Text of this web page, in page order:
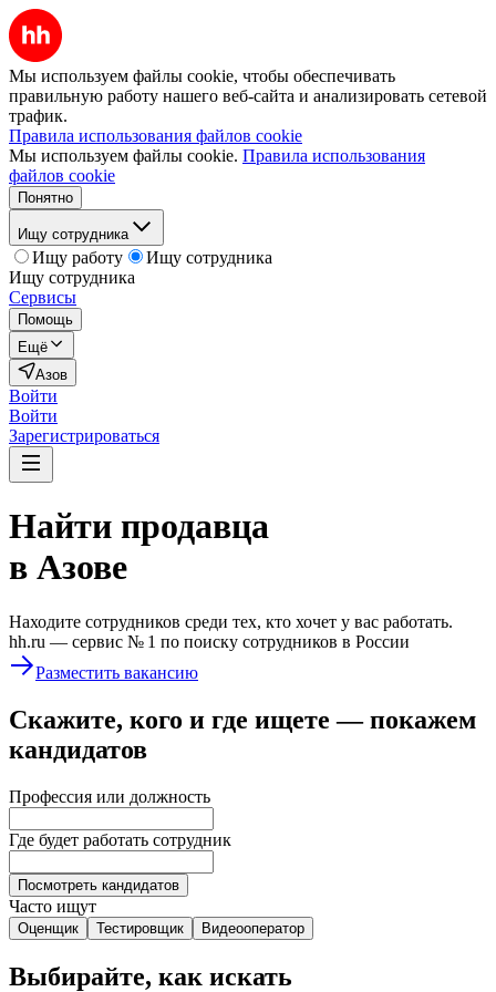
Мы используем файлы cookie, чтобы обеспечивать
правильную работу нашего веб-сайта и анализировать сетевой
трафик.
Правила использования файлов cookie
Мы используем файлы cookie. Правила использования
файлов cookie
Понятно
Ищу сотрудника
Ищу работу
Ищу сотрудника
Ищу сотрудника
Сервисы
Помощь
Ещё
Азов
Войти
Войти
Зарегистрироваться
Найти продавца
в Азове
Находите сотрудников среди тех, кто хочет у вас работать.
hh.ru — сервис № 1 по поиску сотрудников в России
Разместить вакансию
Скажите, кого и где ищете — покажем
кандидатов
Профессия или должность
Где будет работать сотрудник
Посмотреть кандидатов
Часто ищут
Оценщик Тестировщик Видеооператор
Выбирайте, как искать